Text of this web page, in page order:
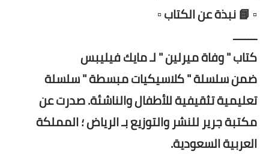
▫️ 📘 نبذة عن الكتاب ▫️
ــــــــ
كتاب " وفاة ميرلين " لـ مايك فيليبس
ضمن سلسلة " كلاسيكيات مبسطة " سلسلة
تعليمية تثقيفية للأطفال والناشئة. صدرت عن
مكتبة جرير للنشر والتوزيع بـ الرياض ؛ المملكة
العربية السعودية.